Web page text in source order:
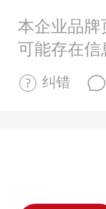
本企业品牌
可能存在信
纠错